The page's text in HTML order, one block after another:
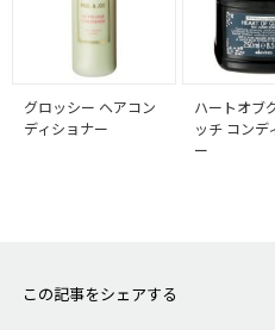
グロッシー ヘアコン
ディショナー
ハートオブ
ッチ コンデ
ー
この記事をシェアする